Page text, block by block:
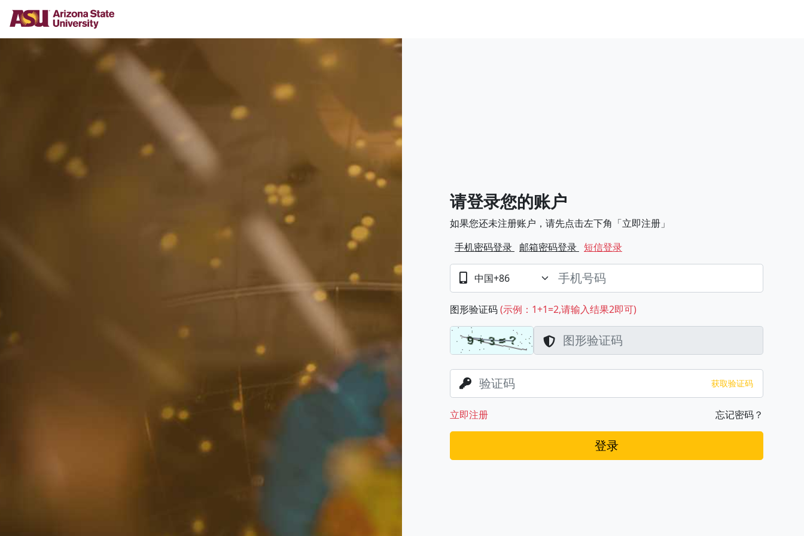
请登录您的账户
如果您还未注册账户，请先点击左下角「立即注册」
手机密码登录 邮箱密码登录 短信登录
图形验证码(示例：1+1=2,请输入结果2即可)
获取验证码
立即注册 忘记密码？
登录